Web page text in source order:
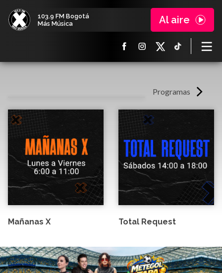
103.9 FM Bogotá
Más Música
Al aire
Programas
Mañanas X Total Request